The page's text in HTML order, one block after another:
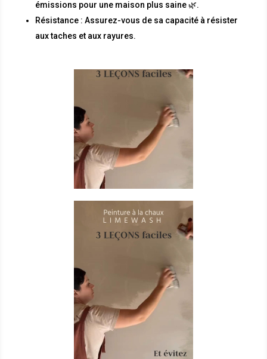
émissions pour une maison plus saine 🌿.
Résistance : Assurez-vous de sa capacité à résister
aux taches et aux rayures.